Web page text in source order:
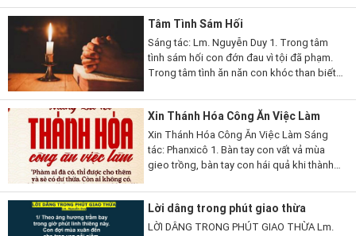
cậy Chúa, nguồn trợ...
Tâm Tình Sám Hối
Sáng tác: Lm. Nguyễn Duy 1. Trong tâm
tình sám hối con đớn đau vì tội đã phạm.
Trong tâm tình ăn năn con khóc than biết
Chúa ơi con đã...
Xin Thánh Hóa Công Ăn Việc Làm
Xin Thánh Hóa Công Ăn Việc Làm Sáng
tác: Phanxicô 1. Bàn tay con vất vả mùa
gieo trồng, bàn tay con hái quả khi thành
cảm tạ hồng ân, và con hằng ghi...
Lời dâng trong phút giao thừa
LỜI DÂNG TRONG PHÚT GIAO THỪA Lm.